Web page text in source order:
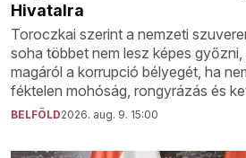
Hivatalra
Toroczkai szerint a nemzeti
soha többet nem lesz képes győzni,
magáról a korrupció bélyegét, ha
féktelen mohóság, rongyrázás és
BELFÖLD2026. aug. 9. 15:00